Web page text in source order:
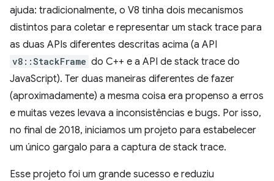
ajuda: tradicionalmente, o V8 tinha dois mecanismos
distintos para coletar e representar um stack trace para
as duas APIs diferentes descritas acima (a API
v8::StackFrame do C++ e a API de stack trace do
JavaScript). Ter duas maneiras diferentes de fazer
(aproximadamente) a mesma coisa era propenso a erros
e muitas vezes levava a inconsistências e bugs. Por isso,
no final de 2018, iniciamos um projeto para estabelecer
um único gargalo para a captura de stack trace.
Esse projeto foi um grande sucesso e reduziu